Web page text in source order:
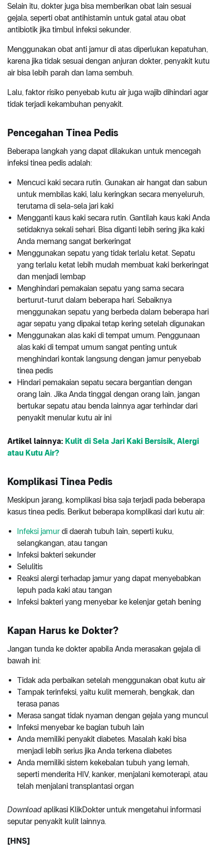
Selain itu, dokter juga bisa memberikan obat lain sesuai
gejala, seperti obat antihistamin untuk gatal atau obat
antibiotik jika timbul infeksi sekunder.
Menggunakan obat anti jamur di atas diperlukan kepatuhan,
karena jika tidak sesuai dengan anjuran dokter, penyakit kutu
air bisa lebih parah dan lama sembuh.
Lalu, faktor risiko penyebab kutu air juga wajib dihindari agar
tidak terjadi kekambuhan penyakit.
Pencegahan Tinea Pedis
Beberapa langkah yang dapat dilakukan untuk mencegah
infeksi tinea pedis adalah:
Mencuci kaki secara rutin. Gunakan air hangat dan sabun
untuk membilas kaki, lalu keringkan secara menyeluruh,
terutama di sela-sela jari kaki
Mengganti kaus kaki secara rutin. Gantilah kaus kaki Anda
setidaknya sekali sehari. Bisa diganti lebih sering jika kaki
Anda memang sangat berkeringat
Menggunakan sepatu yang tidak terlalu ketat. Sepatu
yang terlalu ketat lebih mudah membuat kaki berkeringat
dan menjadi lembap
Menghindari pemakaian sepatu yang sama secara
berturut-turut dalam beberapa hari. Sebaiknya
menggunakan sepatu yang berbeda dalam beberapa hari
agar sepatu yang dipakai tetap kering setelah digunakan
Menggunakan alas kaki di tempat umum. Penggunaan
alas kaki di tempat umum sangat penting untuk
menghindari kontak langsung dengan jamur penyebab
tinea pedis
Hindari pemakaian sepatu secara bergantian dengan
orang lain. Jika Anda tinggal dengan orang lain, jangan
bertukar sepatu atau benda lainnya agar terhindar dari
penyakit menular kutu air ini
Artikel lainnya: Kulit di Sela Jari Kaki Bersisik, Alergi
atau Kutu Air?
Komplikasi Tinea Pedis
Meskipun jarang, komplikasi bisa saja terjadi pada beberapa
kasus tinea pedis. Berikut beberapa komplikasi dari kutu air:
Infeksi jamur di daerah tubuh lain, seperti kuku,
selangkangan, atau tangan
Infeksi bakteri sekunder
Selulitis
Reaksi alergi terhadap jamur yang dapat menyebabkan
lepuh pada kaki atau tangan
Infeksi bakteri yang menyebar ke kelenjar getah bening
Kapan Harus ke Dokter?
Jangan tunda ke dokter apabila Anda merasakan gejala di
bawah ini:
Tidak ada perbaikan setelah menggunakan obat kutu air
Tampak terinfeksi, yaitu kulit memerah, bengkak, dan
terasa panas
Merasa sangat tidak nyaman dengan gejala yang muncul
Infeksi menyebar ke bagian tubuh lain
Anda memiliki penyakit diabetes. Masalah kaki bisa
menjadi lebih serius jika Anda terkena diabetes
Anda memiliki sistem kekebalan tubuh yang lemah,
seperti menderita HIV, kanker, menjalani kemoterapi, atau
telah menjalani transplantasi organ
Download aplikasi KlikDokter untuk mengetahui informasi
seputar penyakit kulit lainnya.
[HNS]